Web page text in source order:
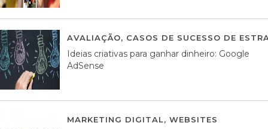
AVALIAÇÃO, CASOS DE SUCESSO DE
Ideias criativas para ganhar dinheiro: Google
AdSense
MARKETING DIGITAL, WEBSITES